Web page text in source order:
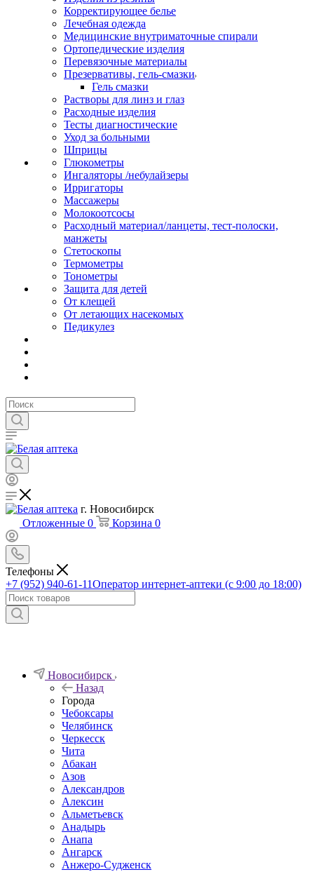
Корректирующее белье
Лечебная одежда
Медицинские внутриматочные спирали
Ортопедические изделия
Перевязочные материалы
Презервативы, гель-смазки
Гель смазки
Растворы для линз и глаз
Расходные изделия
Тесты диагностические
Уход за больными
Шприцы
Глюкометры
Ингаляторы /небулайзеры
Ирригаторы
Массажеры
Молокоотсосы
Расходный материал/ланцеты, тест-полоски,
манжеты
Стетоскопы
Термометры
Тонометры
Защита для детей
От клещей
От летающих насекомых
Педикулез
г. Новосибирск
Отложенные 0 Корзина 0
Телефоны
+7 (952) 940-61-11Оператор интернет-аптеки (с 9:00 до 18:00)
Новосибирск
Назад
Города
Чебоксары
Челябинск
Черкесск
Чита
Абакан
Азов
Александров
Алексин
Альметьевск
Анадырь
Анапа
Ангарск
Анжеро-Судженск